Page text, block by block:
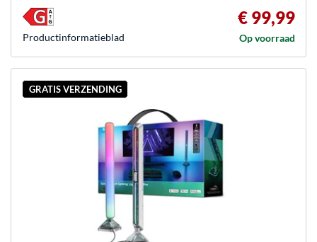
€ 99,99
Op voorraad
Product­informatieblad
GRATIS VERZENDING